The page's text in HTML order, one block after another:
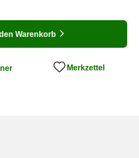
den Warenkorb
Merkzettel